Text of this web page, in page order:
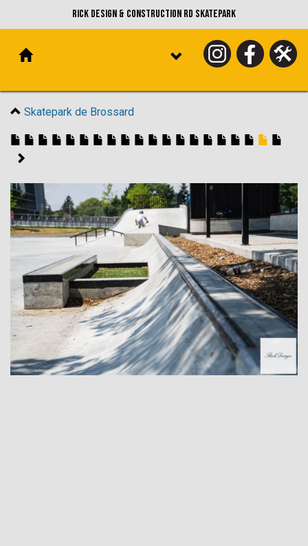
Rick Design & Construction RD Skatepark
Skatepark de Brossard